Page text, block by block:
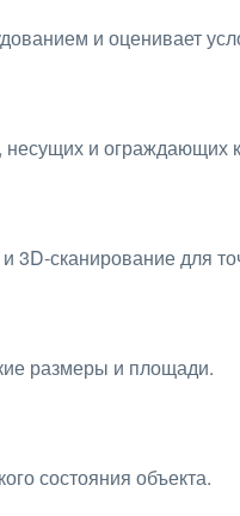
и оценивает
и ограждающих
сканирование для
размеры и площади.
состояния объекта.